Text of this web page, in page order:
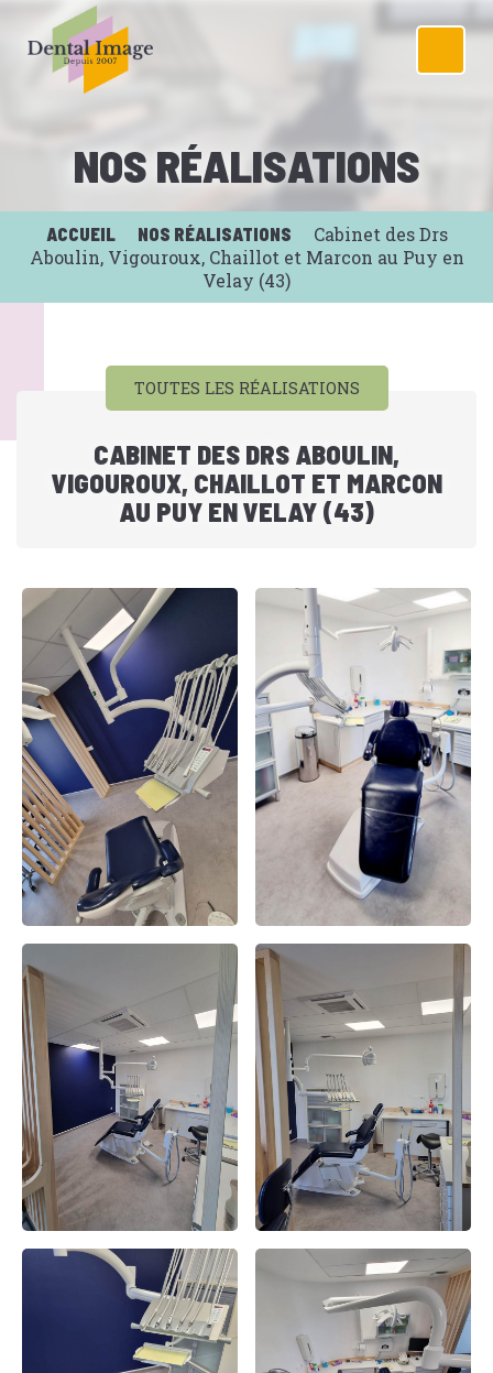
NOS RÉALISATIONS
ACCUEIL NOS RÉALISATIONS
Cabinet des Drs
Aboulin, Vigouroux, Chaillot et Marcon au Puy en
Velay (43)
CABINET DES DRS ABOULIN,
VIGOUROUX, CHAILLOT ET MARCON
AU PUY EN VELAY (43)
TOUTES LES RÉALISATIONS